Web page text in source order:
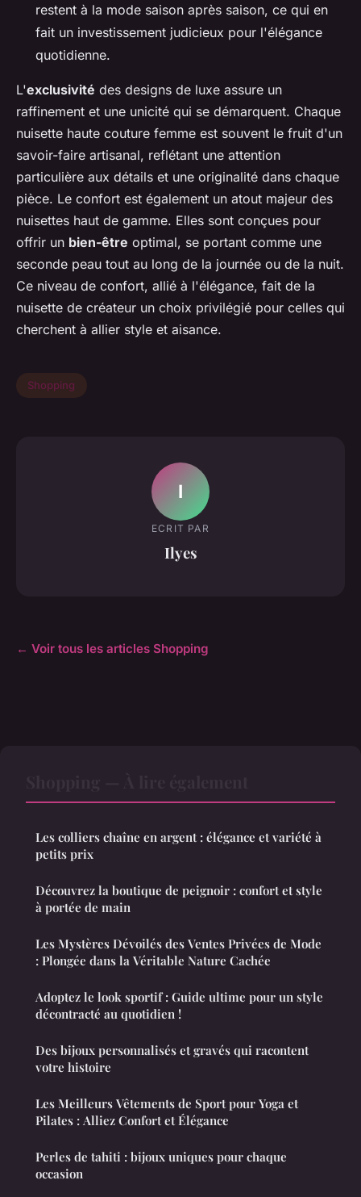
restent à la mode saison après saison, ce qui en
fait un investissement judicieux pour l'élégance
quotidienne.
L'exclusivité des designs de luxe assure un
raffinement et une unicité qui se démarquent. Chaque
nuisette haute couture femme est souvent le fruit d'un
savoir-faire artisanal, reflétant une attention
particulière aux détails et une originalité dans chaque
pièce. Le confort est également un atout majeur des
nuisettes haut de gamme. Elles sont conçues pour
offrir un bien-être optimal, se portant comme une
seconde peau tout au long de la journée ou de la nuit.
Ce niveau de confort, allié à l'élégance, fait de la
nuisette de créateur un choix privilégié pour celles qui
cherchent à allier style et aisance.
Shopping
I
ECRIT PAR
Ilyes
← Voir tous les articles Shopping
Les colliers chaîne en argent : élégance et variété à
petits prix
Découvrez la boutique de peignoir : confort et style
à portée de main
Les Mystères Dévoilés des Ventes Privées de Mode
: Plongée dans la Véritable Nature Cachée
Adoptez le look sportif : Guide ultime pour un style
décontracté au quotidien !
Des bijoux personnalisés et gravés qui racontent
votre histoire
Les Meilleurs Vêtements de Sport pour Yoga et
Pilates : Alliez Confort et Élégance
Perles de tahiti : bijoux uniques pour chaque
occasion